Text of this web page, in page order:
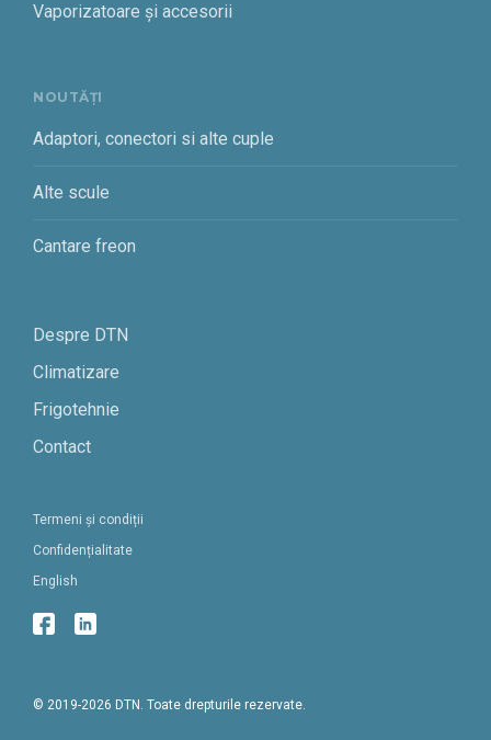
Vaporizatoare și accesorii
NOUTĂȚI
Adaptori, conectori si alte cuple
Alte scule
Cantare freon
Despre DTN
Climatizare
Frigotehnie
Contact
Termeni și condiții
Confidențialitate
English
© 2019-2026 DTN. Toate drepturile rezervate.